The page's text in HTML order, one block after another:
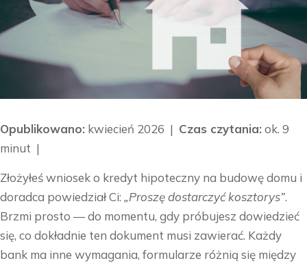
Opublikowano: kwiecień 2026 | Czas czytania: ok. 9
minut |
Złożyłeś wniosek o kredyt hipoteczny na budowę domu i
doradca powiedział Ci: „Proszę dostarczyć kosztorys”.
Brzmi prosto — do momentu, gdy próbujesz dowiedzieć
się, co dokładnie ten dokument musi zawierać. Każdy
bank ma inne wymagania, formularze różnią się między